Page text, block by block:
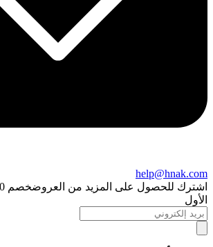
help@hnak.com
اشترك للحصول على المزيد من العروض
الأول